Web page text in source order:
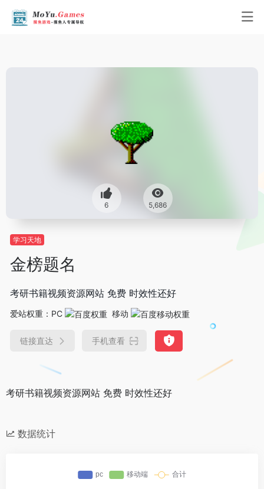
6 5,686
学习天地
金榜题名
考研书籍视频资源网站 免费 时效性还好
爱站权重： PC 移动
链接直达 手机查看
考研书籍视频资源网站 免费 时效性还好
数据统计